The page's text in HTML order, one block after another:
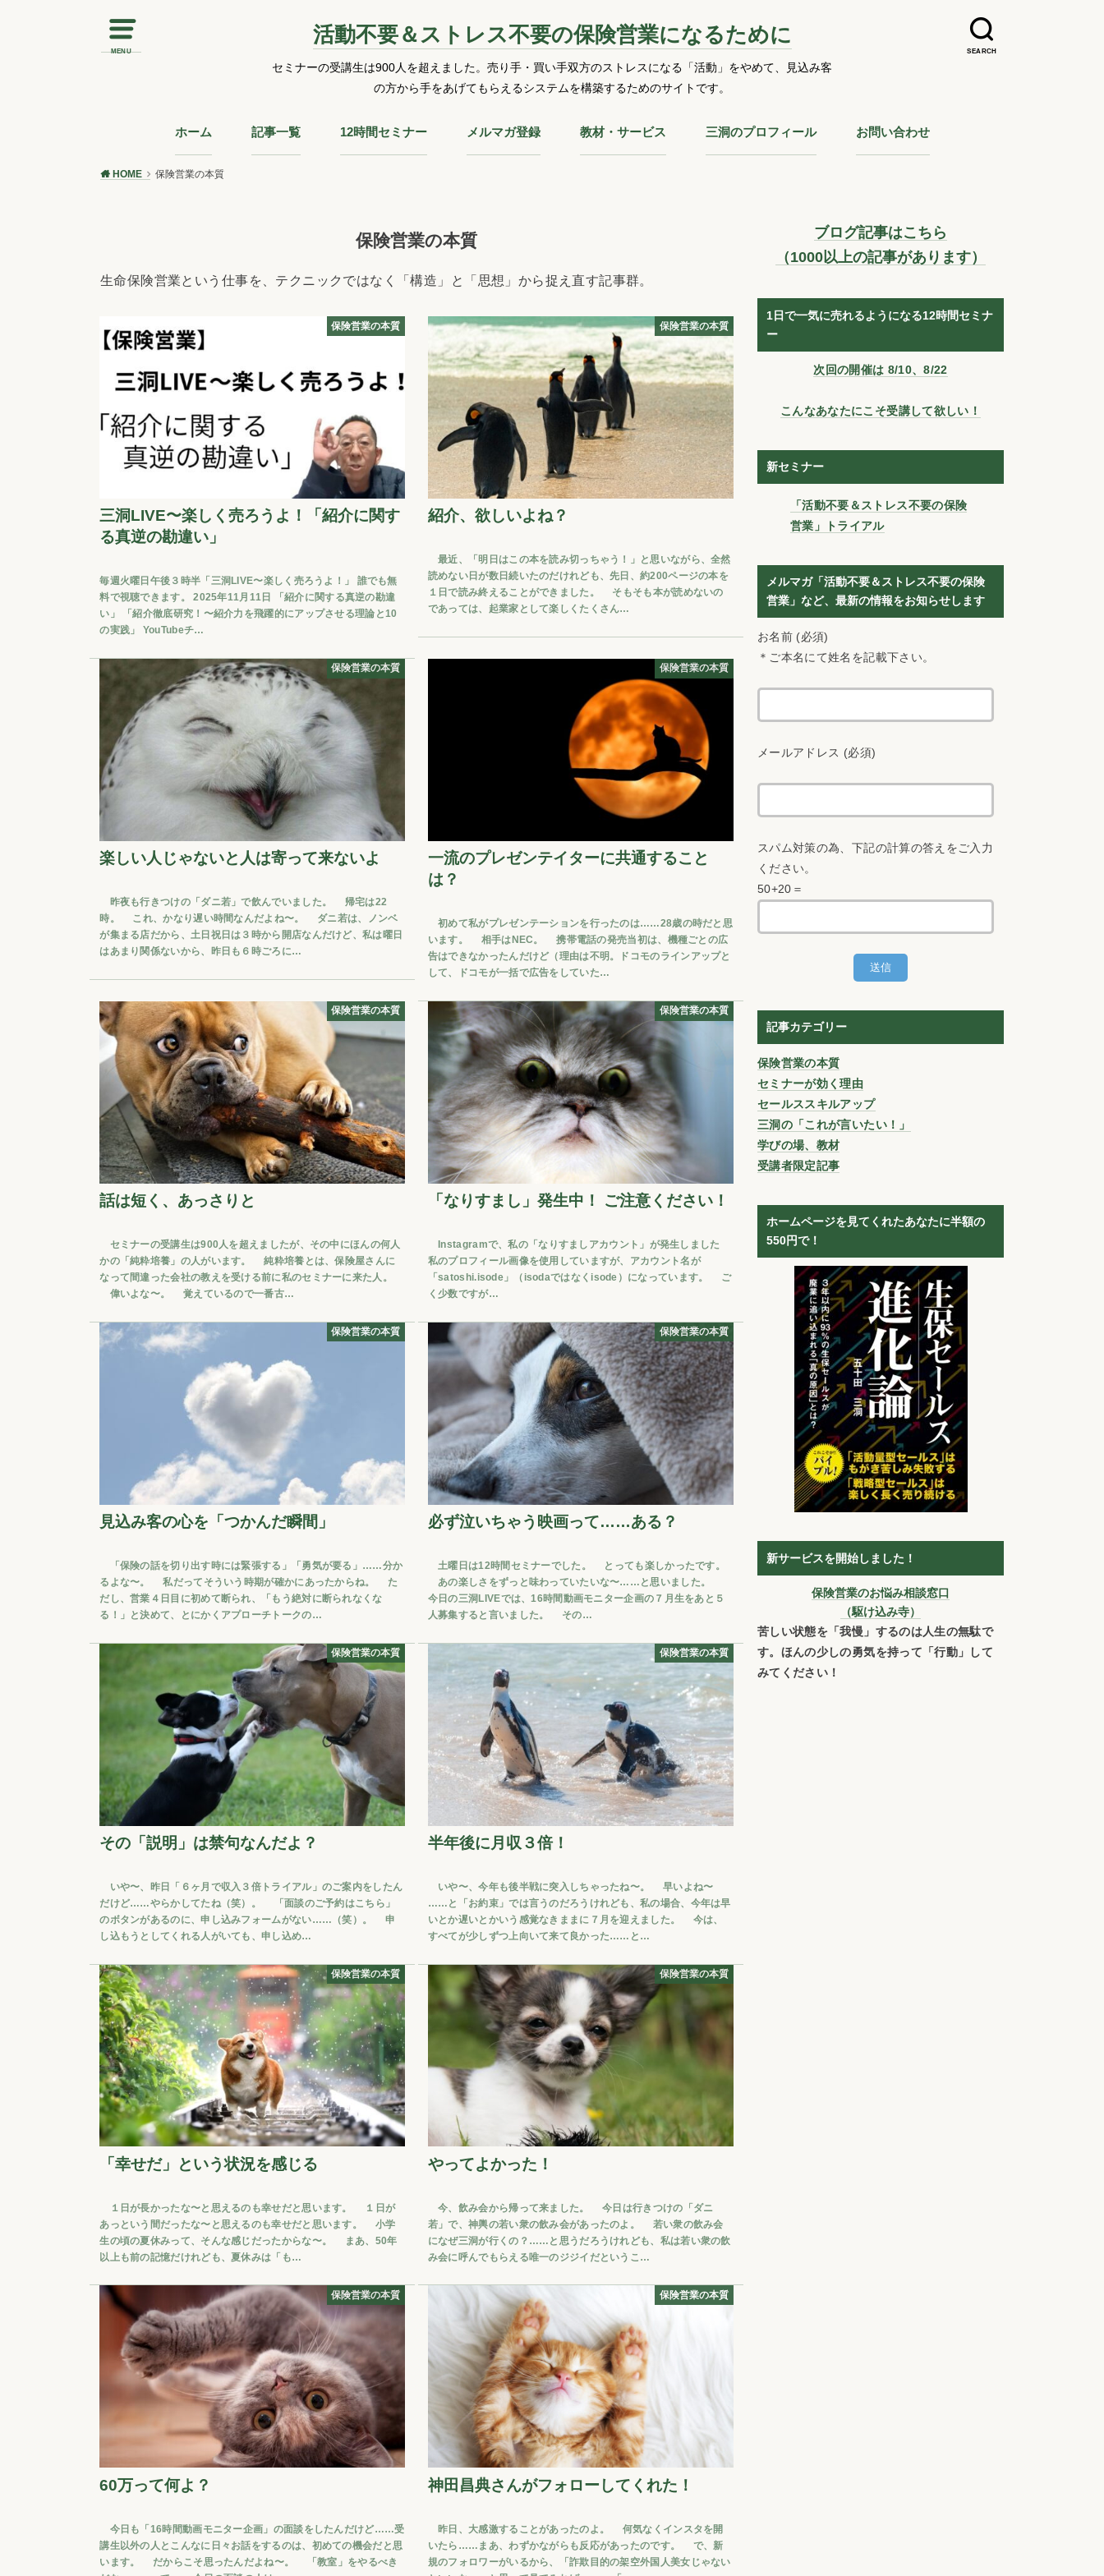
MENU SEARCH
活動不要＆ストレス不要の保険営業になるために
セミナーの受講生は900人を超えました。売り手・買い手双方のストレスになる「活動」をやめて、見込み客
の方から手をあげてもらえるシステムを構築するためのサイトです。
ホーム 記事一覧 12時間セミナー メルマガ登録 教材・サービス 三洞のプロフィール お問い合わせ
HOME 保険営業の本質
保険営業の本質
生命保険営業という仕事を、テクニックではなく「構造」と「思想」から捉え直す記事群。
保険営業の本質
三洞LIVE〜楽しく売ろうよ！「紹介に関す
る真逆の勘違い」
毎週火曜日午後３時半「三洞LIVE〜楽しく売ろうよ！」 誰でも無
料で視聴できます。 2025年11月11日 「紹介に関する真逆の勘違
い」 「紹介徹底研究！〜紹介力を飛躍的にアップさせる理論と10
の実践」 YouTubeチ…
保険営業の本質
紹介、欲しいよね？
最近、「明日はこの本を読み切っちゃう！」と思いながら、全然
読めない日が数日続いたのだけれども、先日、約200ページの本を
１日で読み終えることができました。 そもそも本が読めないの
であっては、起業家として楽しくたくさん…
保険営業の本質
楽しい人じゃないと人は寄って来ないよ
昨夜も行きつけの「ダニ若」で飲んでいました。 帰宅は22
時。 これ、かなり遅い時間なんだよね〜。 ダニ若は、ノンベ
が集まる店だから、土日祝日は３時から開店なんだけど、私は曜日
はあまり関係ないから、昨日も６時ごろに…
保険営業の本質
一流のプレゼンテイターに共通すること
は？
初めて私がプレゼンテーションを行ったのは……28歳の時だと思
います。 相手はNEC。 携帯電話の発売当初は、機種ごとの広
告はできなかったんだけど（理由は不明。ドコモのラインアップと
して、ドコモが一括で広告をしていた…
保険営業の本質
話は短く、あっさりと
セミナーの受講生は900人を超えましたが、その中にほんの何人
かの「純粋培養」の人がいます。 純粋培養とは、保険屋さんに
なって間違った会社の教えを受ける前に私のセミナーに来た人。
偉いよな〜。 覚えているので一番古…
保険営業の本質
「なりすまし」発生中！ ご注意ください！
Instagramで、私の「なりすましアカウント」が発生しました
私のプロフィール画像を使用していますが、アカウント名が
「satoshi.isode」（isodaではなくisode）になっています。 ご
く少数ですが…
保険営業の本質
見込み客の心を「つかんだ瞬間」
「保険の話を切り出す時には緊張する」「勇気が要る」……分か
るよな〜。 私だってそういう時期が確かにあったからね。 た
だし、営業４日目に初めて断られ、「もう絶対に断られなくな
る！」と決めて、とにかくアプローチトークの…
保険営業の本質
必ず泣いちゃう映画って……ある？
土曜日は12時間セミナーでした。 とっても楽しかったです。
あの楽しさをずっと味わっていたいな〜……と思いました。
今日の三洞LIVEでは、16時間動画モニター企画の７月生をあと５
人募集すると言いました。 その…
保険営業の本質
その「説明」は禁句なんだよ？
いや〜、昨日「６ヶ月で収入３倍トライアル」のご案内をしたん
だけど……やらかしてたね（笑）。 「面談のご予約はこちら」
のボタンがあるのに、申し込みフォームがない……（笑）。 申
し込もうとしてくれる人がいても、申し込め…
保険営業の本質
半年後に月収３倍！
いや〜、今年も後半戦に突入しちゃったね〜。 早いよね〜
……と「お約束」では言うのだろうけれども、私の場合、今年は早
いとか遅いとかいう感覚なきままに７月を迎えました。 今は、
すべてが少しずつ上向いて来て良かった……と…
保険営業の本質
「幸せだ」という状況を感じる
１日が長かったな〜と思えるのも幸せだと思います。 １日が
あっという間だったな〜と思えるのも幸せだと思います。 小学
生の頃の夏休みって、そんな感じだったからな〜。 まあ、50年
以上も前の記憶だけれども、夏休みは「も…
保険営業の本質
やってよかった！
今、飲み会から帰って来ました。 今日は行きつけの「ダニ
若」で、神輿の若い衆の飲み会があったのよ。 若い衆の飲み会
になぜ三洞が行くの？……と思うだろうけれども、私は若い衆の飲
み会に呼んでもらえる唯一のジジイだというこ…
保険営業の本質
60万って何よ？
今日も「16時間動画モニター企画」の面談をしたんだけど……受
講生以外の人とこんなに日々お話をするのは、初めての機会だと思
います。 だからこそ思ったんだよね〜。 「教室」をやるべき
保険営業の本質
神田昌典さんがフォローしてくれた！
昨日、大感激することがあったのよ。 何気なくインスタを開
いたら……まあ、わずかながらも反応があったのです。 で、新
規のフォロワーがいるから、「詐欺目的の架空外国人美女じゃない
ブログ記事はこちら
（1000以上の記事があります）
1日で一気に売れるようになる12時間セミナ
ー
次回の開催は 8/10、8/22
こんなあなたにこそ受講して欲しい！
新セミナー
「活動不要＆ストレス不要の保険
営業」トライアル
メルマガ「活動不要＆ストレス不要の保険
営業」など、最新の情報をお知らせします
お名前 (必須)
＊ご本名にて姓名を記載下さい。
メールアドレス (必須)
スパム対策の為、下記の計算の答えをご入力
ください。
50+20＝
記事カテゴリー
保険営業の本質
セミナーが効く理由
セールススキルアップ
三洞の「これが言いたい！」
学びの場、教材
受講者限定記事
ホームページを見てくれたあなたに半額の
550円で！
新サービスを開始しました！
保険営業のお悩み相談窓口
（駆け込み寺）
苦しい状態を「我慢」するのは人生の無駄で
す。ほんの少しの勇気を持って「行動」して
みてください！